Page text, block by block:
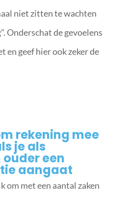
niet zitten te wachten
Onderschat de gevoelens
en geef hier ook zeker de
rekening mee
je als
een
aangaat
om met een aantal zaken